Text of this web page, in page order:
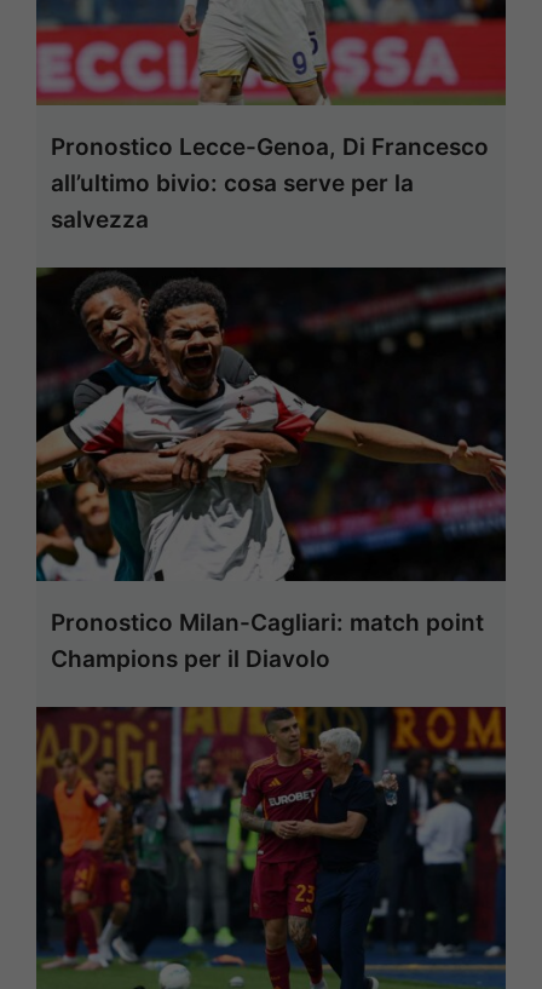
Pronostico Lecce-Genoa, Di Francesco
all’ultimo bivio: cosa serve per la
salvezza
Pronostico Milan-Cagliari: match point
Champions per il Diavolo